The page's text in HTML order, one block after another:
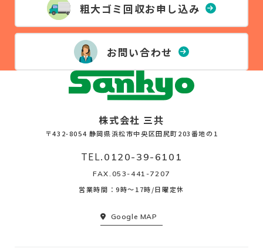
粗大ゴミ回収お申し込み
お問い合わせ
株式会社 三共
〒432-8054 静岡県浜松市中央区田尻町203番地の1
TEL. 0120-39-6101
FAX.053-441-7207
営業時間：9時〜17時/日曜定休
Google MAP